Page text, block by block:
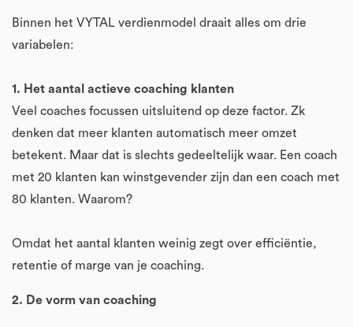
Binnen het VYTAL verdienmodel draait alles om drie
variabelen:
1. Het aantal actieve coaching klanten
Veel coaches focussen uitsluitend op deze factor. Zk
denken dat meer klanten automatisch meer omzet
betekent. Maar dat is slechts gedeeltelijk waar. Een coach
met 20 klanten kan winstgevender zijn dan een coach met
80 klanten. Waarom?
Omdat het aantal klanten weinig zegt over efficiëntie,
retentie of marge van je coaching.
2. De vorm van coaching